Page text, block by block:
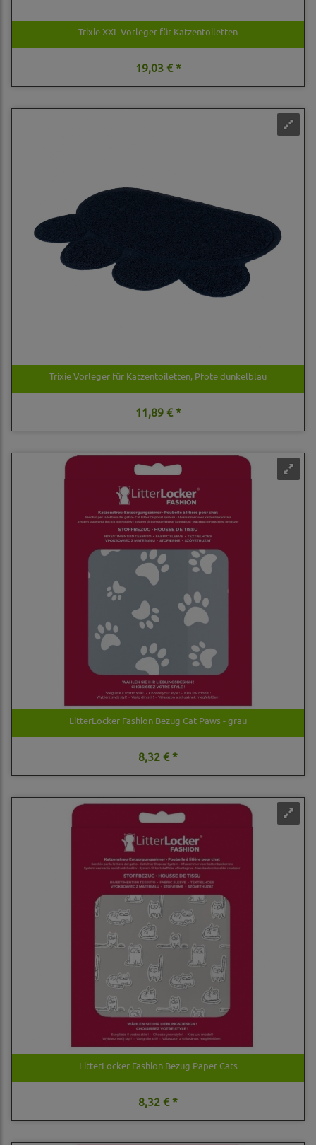
Trixie XXL Vorleger für Katzentoiletten
19,03 € *
Trixie Vorleger für Katzentoiletten, Pfote dunkelblau
11,89 € *
LitterLocker Fashion Bezug Cat Paws - grau
8,32 € *
LitterLocker Fashion Bezug Paper Cats
8,32 € *